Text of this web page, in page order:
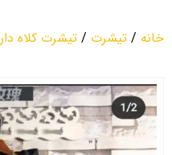
خانه / تیشرت / تیشرت کلاه دار